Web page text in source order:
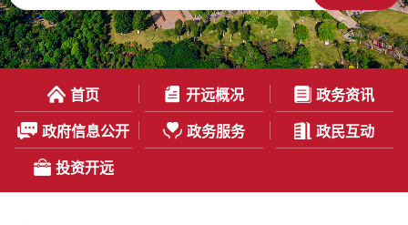
首页 开远概况 政务资讯
政府信息公开 政务服务 政民互动
投资开远